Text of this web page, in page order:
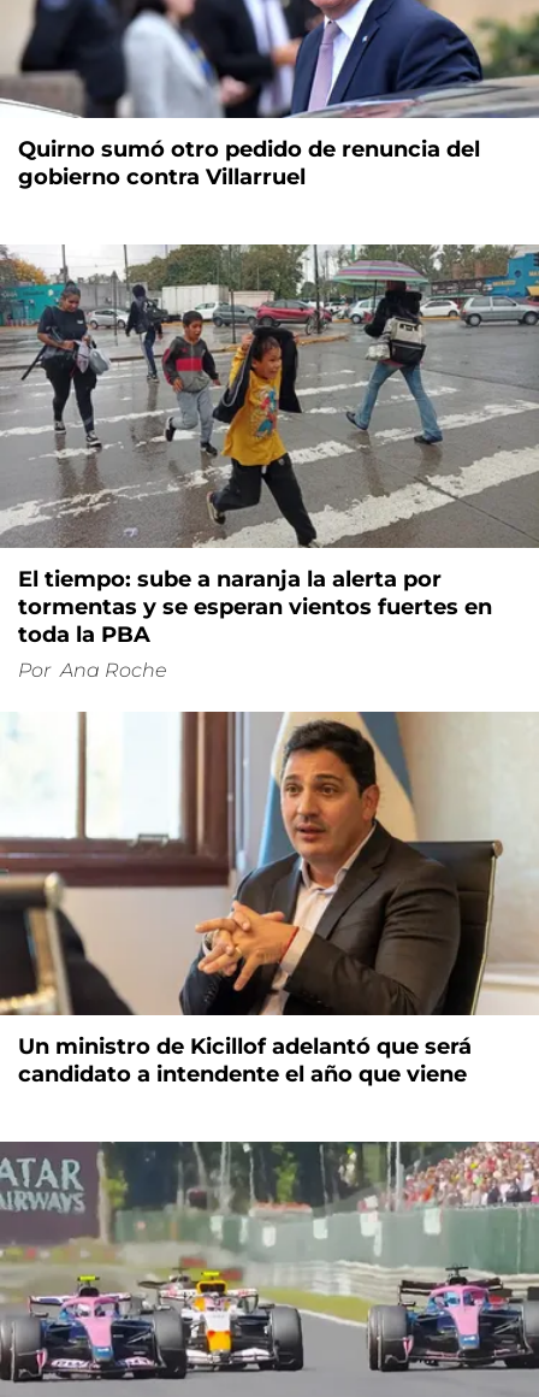
Quirno sumó otro pedido de renuncia del
gobierno contra Villarruel
El tiempo: sube a naranja la alerta por
tormentas y se esperan vientos fuertes en
toda la PBA
Por Ana Roche
Un ministro de Kicillof adelantó que será
candidato a intendente el año que viene